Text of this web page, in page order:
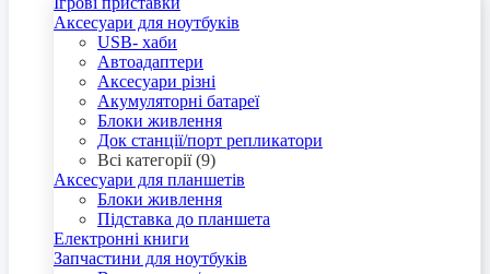
Аксесуари для ноутбуків
USB- хаби
Автоадаптери
Аксесуари різні
Акумуляторні батареї
Блоки живлення
Док станції/порт репликатори
Всі категорії (9)
Аксесуари для планшетів
Блоки живлення
Підставка до планшета
Електронні книги
Запчастини для ноутбуків